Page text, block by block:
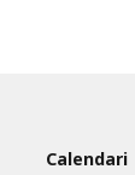
Calendari